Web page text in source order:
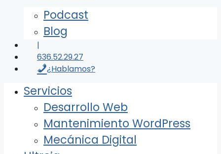
Podcast
Blog
|
636.52.29.27
¿Hablamos?
Servicios
Desarrollo Web
Mantenimiento WordPress
Mecánica Digital